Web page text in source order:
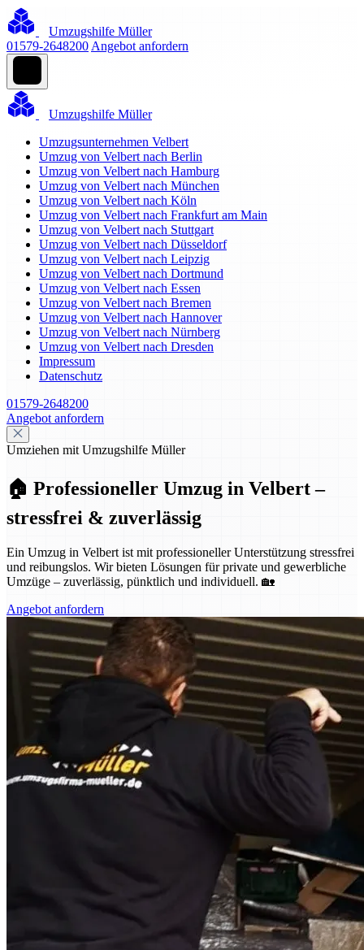
Umzugshilfe Müller
01579-2648200 Angebot anfordern
Umzugshilfe Müller
Umzugsunternehmen Velbert
Umzug von Velbert nach Berlin
Umzug von Velbert nach Hamburg
Umzug von Velbert nach München
Umzug von Velbert nach Köln
Umzug von Velbert nach Frankfurt am Main
Umzug von Velbert nach Stuttgart
Umzug von Velbert nach Düsseldorf
Umzug von Velbert nach Leipzig
Umzug von Velbert nach Dortmund
Umzug von Velbert nach Essen
Umzug von Velbert nach Bremen
Umzug von Velbert nach Hannover
Umzug von Velbert nach Nürnberg
Umzug von Velbert nach Dresden
Impressum
Datenschutz
01579-2648200
Angebot anfordern
Umziehen mit Umzugshilfe Müller
🏠 Professioneller Umzug in Velbert –
stressfrei & zuverlässig
Ein Umzug in Velbert ist mit professioneller Unterstützung stressfrei
und reibungslos. Wir bieten Lösungen für private und gewerbliche
Umzüge – zuverlässig, pünktlich und individuell. 🏡
Angebot anfordern